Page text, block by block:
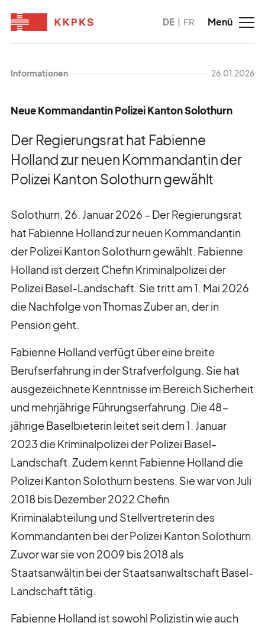
DE FR
Informationen 26.01.2026
Neue Kommandantin Polizei Kanton Solothurn
Der Regierungsrat hat Fabienne
Holland zur neuen Kommandantin der
Polizei Kanton Solothurn gewählt
Solothurn, 26. Januar 2026 – Der Regierungsrat
hat Fabienne Holland zur neuen Kommandantin
der Polizei Kanton Solothurn gewählt. Fabienne
Holland ist derzeit Chefin Kriminalpolizei der
Polizei Basel-Landschaft. Sie tritt am 1. Mai 2026
die Nachfolge von Thomas Zuber an, der in
Pension geht.
Fabienne Holland verfügt über eine breite
Berufserfahrung in der Strafverfolgung. Sie hat
ausgezeichnete Kenntnisse im Bereich Sicherheit
und mehrjährige Führungserfahrung. Die 48-
jährige Baselbieterin leitet seit dem 1. Januar
2023 die Kriminalpolizei der Polizei Basel-
Landschaft. Zudem kennt Fabienne Holland die
Polizei Kanton Solothurn bestens. Sie war von Juli
2018 bis Dezember 2022 Chefin
Kriminalabteilung und Stellvertreterin des
Kommandanten bei der Polizei Kanton Solothurn.
Zuvor war sie von 2009 bis 2018 als
Staatsanwältin bei der Staatsanwaltschaft Basel-
Landschaft tätig.
Fabienne Holland ist sowohl Polizistin wie auch